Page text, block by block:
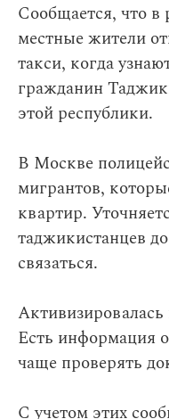
Сообщается, что в
местные жители
такси, когда
гражданин
этой республики.
В Москве
мигрантов,
квартир.
таджикистанцев
связаться.
Есть информация
чаще проверять
С учетом этих